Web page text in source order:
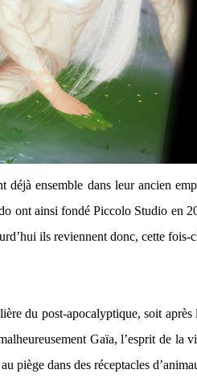
déjà ensemble dans leur ancien
ont ainsi fondé Piccolo Studio en
ils reviennent donc, cette
du post-apocalyptique, soit
Gaïa, l’esprit de
piège dans des réceptacles